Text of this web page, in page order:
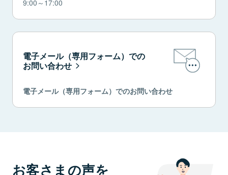
9:00～17:00
電子メール（専用フォーム）での
お問い合わせ
電子メール（専用フォーム）でのお問い合わせ
お客さまの声を